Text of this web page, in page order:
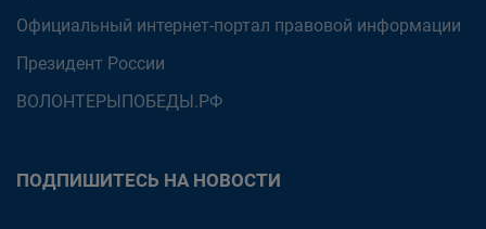
Официальный интернет-портал правовой информации
Президент России
ВОЛОНТЕРЫПОБЕДЫ.РФ
ПОДПИШИТЕСЬ НА НОВОСТИ